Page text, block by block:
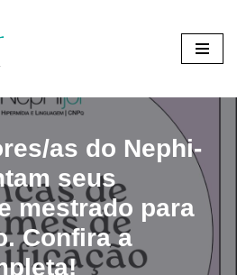
as do Nephi-
seus
mestrado para
Confira a